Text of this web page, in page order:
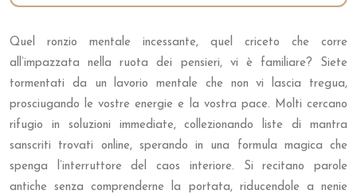
Quel ronzio mentale incessante, quel criceto che corre
all’impazzata nella ruota dei pensieri, vi è familiare? Siete
tormentati da un lavorio mentale che non vi lascia tregua,
prosciugando le vostre energie e la vostra pace. Molti cercano
rifugio in soluzioni immediate, collezionando liste di mantra
sanscriti trovati online, sperando in una formula magica che
spenga l’interruttore del caos interiore. Si recitano parole
antiche senza comprenderne la portata, riducendole a nenie